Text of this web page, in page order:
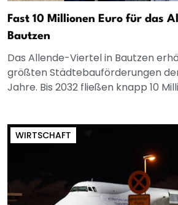
Fast 10 Millionen Euro für das
Bautzen
Das Allende-Viertel in Bautzen
größten Städtebauförderungen
Jahre. Bis 2032 fließen knapp 10
WIRTSCHAFT